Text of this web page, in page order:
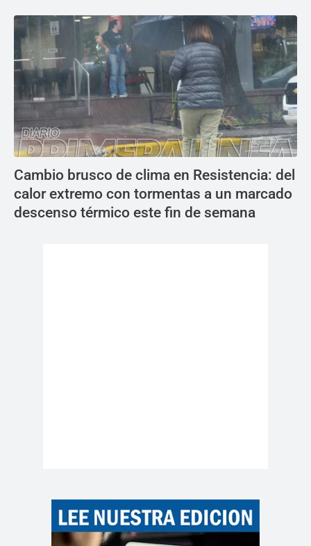
Cambio brusco de clima en Resistencia: del
calor extremo con tormentas a un marcado
descenso térmico este fin de semana